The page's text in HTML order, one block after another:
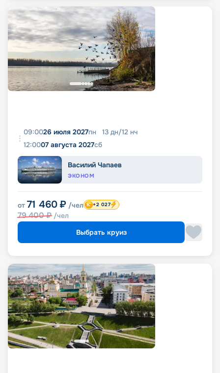
09:0026 июля 2027пн 13 дн/12 нч
12:0007 августа 2027сб
Василий Чапаев
ЭКОНОМ
от 71 460 ₽ /чел
79 400₽ /чел
+2 027
Выбрать круиз